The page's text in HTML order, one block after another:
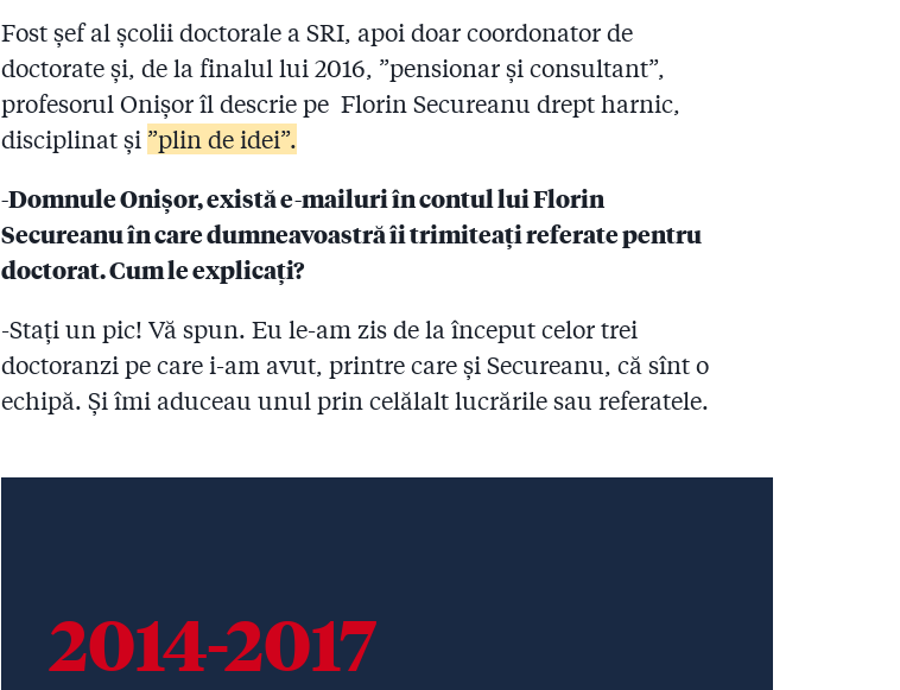
Fost șef al școlii doctorale a SRI, apoi doar coordonator de
doctorate și, de la finalul lui 2016, ”pensionar și consultant”,
profesorul Onișor îl descrie pe Florin Secureanu drept harnic,
disciplinat și ”plin de idei”.
-Domnule Onișor, există e-mailuri în contul lui Florin
Secureanu în care dumneavoastră îi trimiteați referate pentru
doctorat. Cum le explicați?
-Stați un pic! Vă spun. Eu le-am zis de la început celor trei
doctoranzi pe care i-am avut, printre care și Secureanu, că sînt o
echipă. Și îmi aduceau unul prin celălalt lucrările sau referatele.
2014-2017